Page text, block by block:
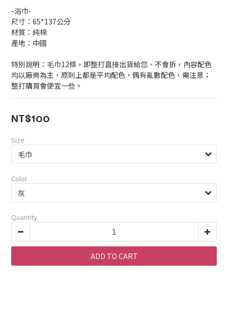
-浴巾-
尺寸：65*137公分
材質：純棉
產地：中國
特別說明：毛巾12條，即整打直接出貨給您、不會拆，內容配色
均以廠商為主，原則上都是平均配色，偶有亂數配色，需注意；
整打購買會便宜一些。
NT$100
Size
Color
Quantity
ADD TO CART